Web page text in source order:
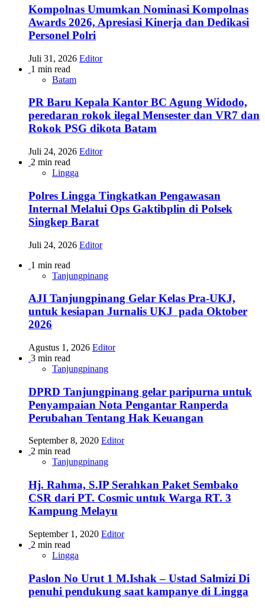
Kompolnas Umumkan Nominasi Kompolnas
Awards 2026, Apresiasi Kinerja dan Dedikasi
Personel Polri
Juli 31, 2026 Editor
1 min read
Batam
PR Baru Kepala Kantor BC Agung Widodo,
peredaran rokok ilegal Mensester dan VR7 dan
Rokok PSG dikota Batam
Juli 24, 2026 Editor
2 min read
Lingga
Polres Lingga Tingkatkan Pengawasan
Internal Melalui Ops Gaktibplin di Polsek
Singkep Barat
Juli 24, 2026 Editor
1 min read
Tanjungpinang
AJI Tanjungpinang Gelar Kelas Pra-UKJ,
untuk kesiapan Jurnalis UKJ pada Oktober
2026
Agustus 1, 2026 Editor
3 min read
Tanjungpinang
DPRD Tanjungpinang gelar paripurna untuk
Penyampaian Nota Pengantar Ranperda
Perubahan Tentang Hak Keuangan
September 8, 2020 Editor
2 min read
Tanjungpinang
Hj. Rahma, S.IP Serahkan Paket Sembako
CSR dari PT. Cosmic untuk Warga RT. 3
Kampung Melayu
September 1, 2020 Editor
2 min read
Lingga
Paslon No Urut 1 M.Ishak – Ustad Salmizi Di
penuhi pendukung saat kampanye di Lingga